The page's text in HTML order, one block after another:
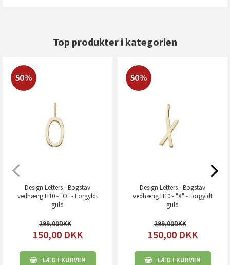
Top produkter i kategorien
50%
Design Letters - Bogstav
vedhæng H10 - "O" - Forgyldt
guld
299,00
150,00 DKK
LÆG I KURVEN
50%
Design Letters - Bogstav
vedhæng H10 - "X" - Forgyldt
guld
299,00
150,00 DKK
LÆG I KURVEN